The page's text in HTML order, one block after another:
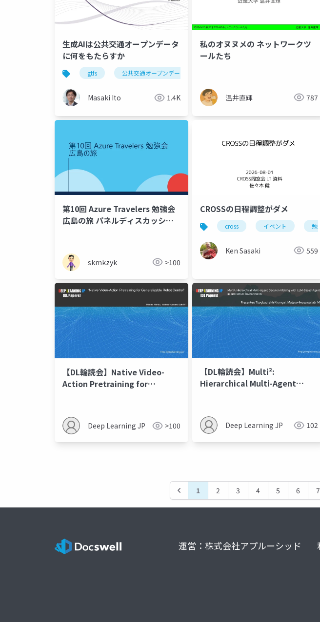
生成AIは公共交通オープンデータ
に何をもたらすか
gtfs 公共交通オープンデータ
Masaki Ito 1.4K
私のオヌヌメの ネットワークツ
ールたち
温井直輝 787
第10回 Azure Travelers 勉強会
広島の旅 パネルディスカッショ
skmkzyk >100
CROSSの日程調整がダメ
cross イベント 勉
Ken Sasaki 559
【DL輪読会】Native Video-
Action Pretraining for
Deep Learning JP >100
【DL輪読会】Multi²:
Hierarchical Multi-Agent
Environments
Deep Learning JP 102
1 2 3 4 5 6 7
運営：株式会社アプルーシッド